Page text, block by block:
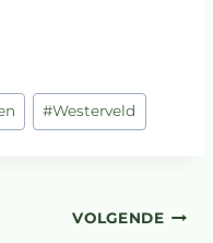
#Westerveld
VOLGENDE